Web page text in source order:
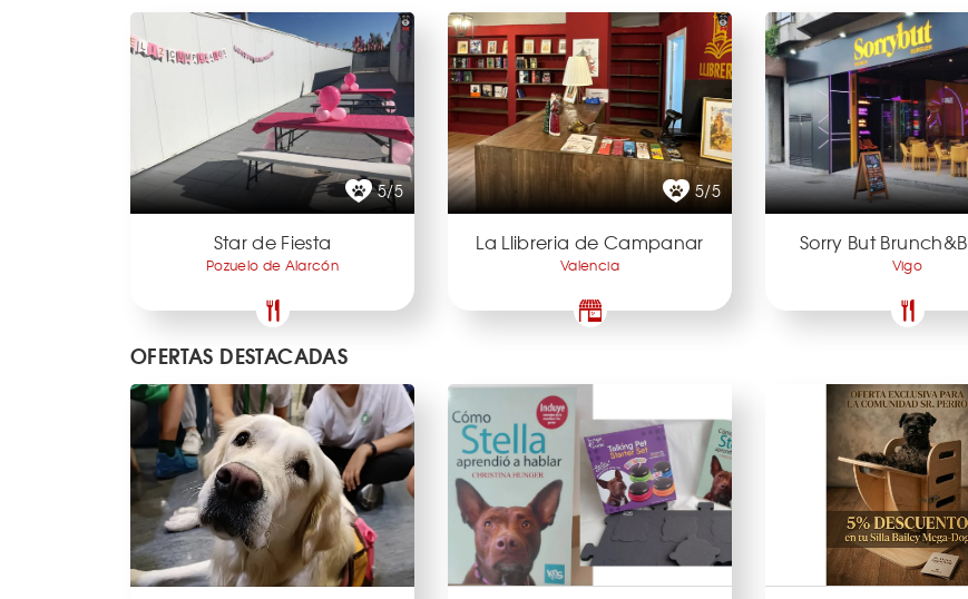
5/5
Star de Fiesta
Pozuelo de Alarcón
5/5
La Llibreria de Campanar
Valencia
Sorry But
Vigo
OFERTAS DESTACADAS